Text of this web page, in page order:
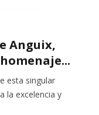
Anguix,
esta singular
la excelencia y